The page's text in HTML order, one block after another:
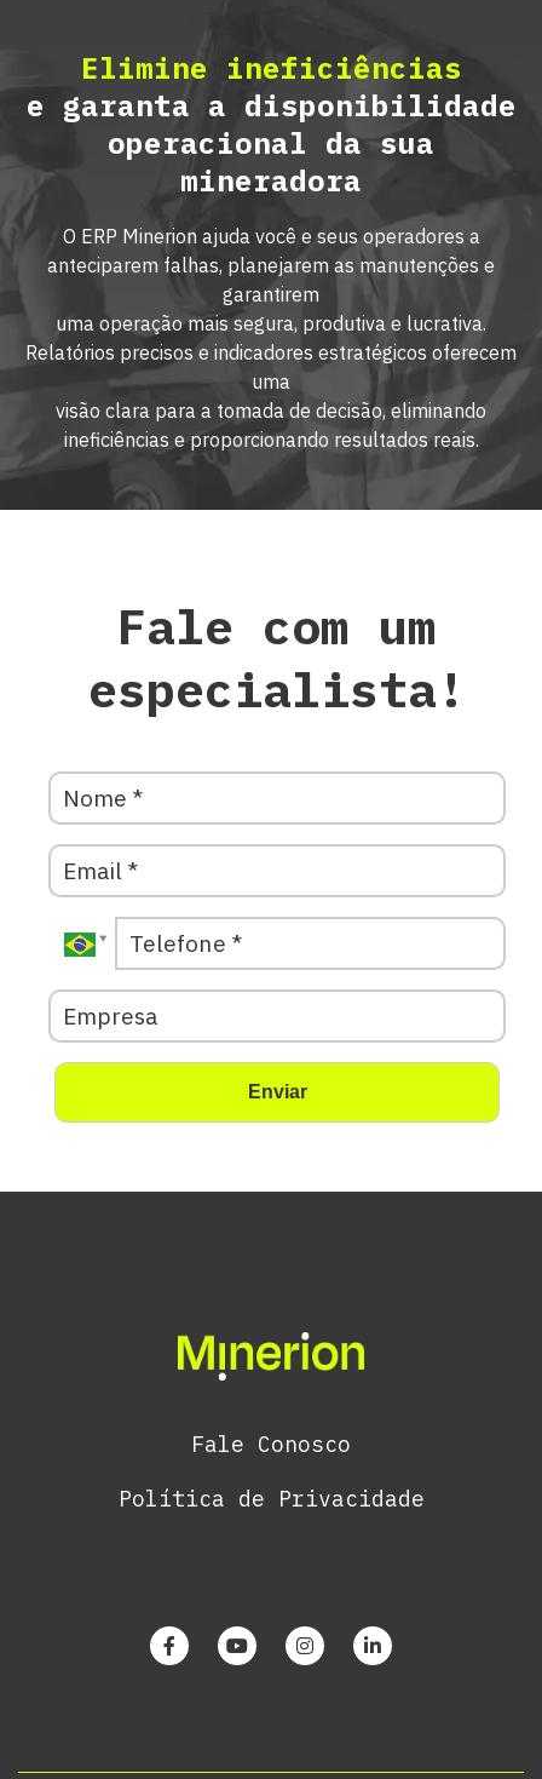
Elimine ineficiências
e garanta a disponibilidade
operacional da sua
mineradora
O ERP Minerion ajuda você e seus operadores a
anteciparem falhas, planejarem as manutenções e
garantirem
uma operação mais segura, produtiva e lucrativa.
Relatórios precisos e indicadores estratégicos oferecem
uma
visão clara para a tomada de decisão, eliminando
ineficiências e proporcionando resultados reais.
Fale com um
especialista!
Enviar
Fale Conosco
Política de Privacidade